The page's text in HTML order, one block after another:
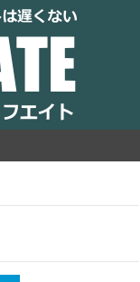
でもアフィリ
い